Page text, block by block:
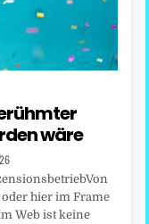
wäre
hier im Frame
Web ist keine